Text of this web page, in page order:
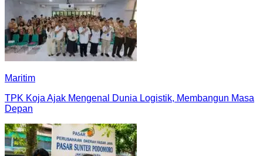
Maritim
TPK Koja Ajak Mengenal Dunia Logistik, Membangun Masa
Depan